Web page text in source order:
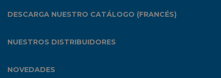
DESCARGA NUESTRO CATÁLOGO (FRANCÉS)
NUESTROS DISTRIBUIDORES
NOVEDADES